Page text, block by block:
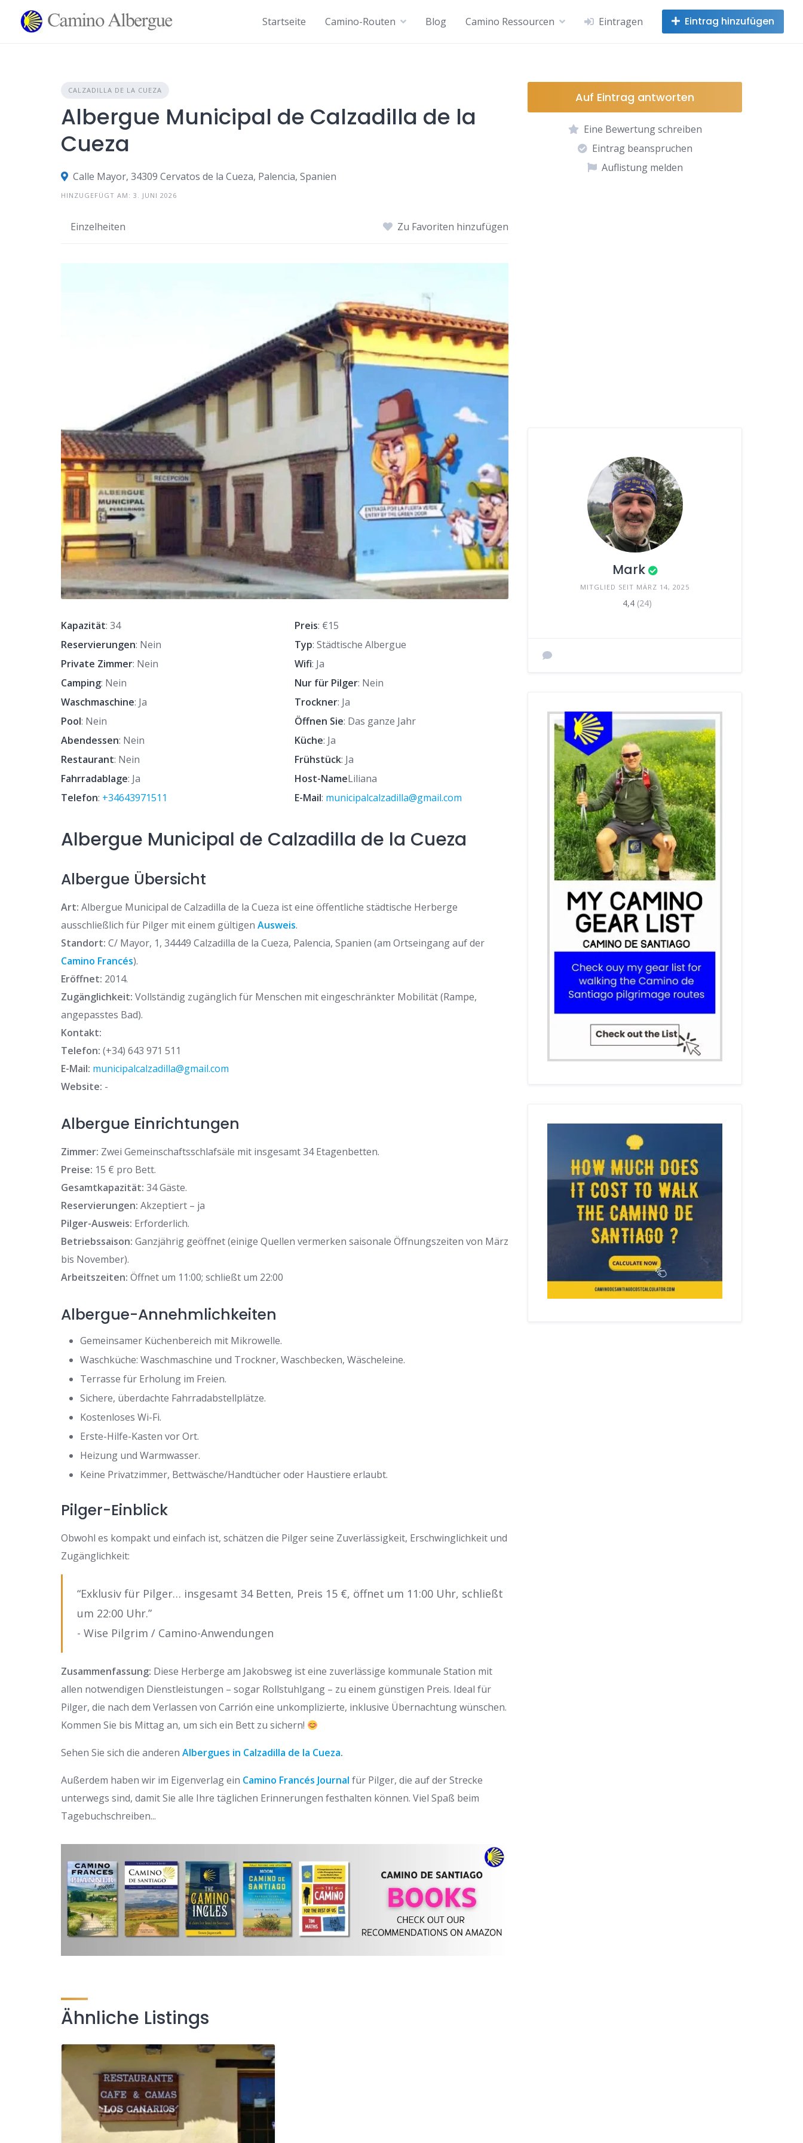
Inhalt
springen
Startseite Camino-Routen Blog Camino Ressourcen Eintragen Eintrag hinzufügen
CALZADILLA DE LA CUEZA
Albergue Municipal de Calzadilla de la
Cueza
Calle Mayor, 34309 Cervatos de la Cueza, Palencia, Spanien
HINZUGEFÜGT AM: 3. JUNI 2026
Einzelheiten Zu Favoriten hinzufügen
Kapazität: 34 Preis: €15
Reservierungen: Nein Typ: Städtische Albergue
Private Zimmer: Nein Wifi: Ja
Camping: Nein Nur für Pilger: Nein
Waschmaschine: Ja Trockner: Ja
Pool: Nein Öffnen Sie: Das ganze Jahr
Abendessen: Nein Küche: Ja
Restaurant: Nein Frühstück: Ja
Fahrradablage: Ja Host-NameLiliana
Telefon: +34643971511 E-Mail: municipalcalzadilla@gmail.com
Albergue Municipal de Calzadilla de la Cueza
Albergue Übersicht
Art: Albergue Municipal de Calzadilla de la Cueza ist eine öffentliche städtische Herberge
ausschließlich für Pilger mit einem gültigen Ausweis.
Standort: C/ Mayor, 1, 34449 Calzadilla de la Cueza, Palencia, Spanien (am Ortseingang auf der
Camino Francés).
Eröffnet: 2014.
Zugänglichkeit: Vollständig zugänglich für Menschen mit eingeschränkter Mobilität (Rampe,
angepasstes Bad).
Kontakt:
Telefon: (+34) 643 971 511
E-Mail: municipalcalzadilla@gmail.com
Website: -
Albergue Einrichtungen
Zimmer: Zwei Gemeinschaftsschlafsäle mit insgesamt 34 Etagenbetten.
Preise: 15 € pro Bett.
Gesamtkapazität: 34 Gäste.
Reservierungen: Akzeptiert – ja
Pilger-Ausweis: Erforderlich.
Betriebssaison: Ganzjährig geöffnet (einige Quellen vermerken saisonale Öffnungszeiten von März
bis November).
Arbeitszeiten: Öffnet um 11:00; schließt um 22:00
Albergue-Annehmlichkeiten
Gemeinsamer Küchenbereich mit Mikrowelle.
Waschküche: Waschmaschine und Trockner, Waschbecken, Wäscheleine.
Terrasse für Erholung im Freien.
Sichere, überdachte Fahrradabstellplätze.
Kostenloses Wi-Fi.
Erste-Hilfe-Kasten vor Ort.
Heizung und Warmwasser.
Keine Privatzimmer, Bettwäsche/Handtücher oder Haustiere erlaubt.
Pilger-Einblick
Obwohl es kompakt und einfach ist, schätzen die Pilger seine Zuverlässigkeit, Erschwinglichkeit und
Zugänglichkeit:
“Exklusiv für Pilger… insgesamt 34 Betten, Preis 15 €, öffnet um 11:00 Uhr, schließt
um 22:00 Uhr.”
- Wise Pilgrim / Camino-Anwendungen
Zusammenfassung: Diese Herberge am Jakobsweg ist eine zuverlässige kommunale Station mit
allen notwendigen Dienstleistungen – sogar Rollstuhlgang – zu einem günstigen Preis. Ideal für
Pilger, die nach dem Verlassen von Carrión eine unkomplizierte, inklusive Übernachtung wünschen.
Kommen Sie bis Mittag an, um sich ein Bett zu sichern!
Sehen Sie sich die anderen Albergues in Calzadilla de la Cueza.
Außerdem haben wir im Eigenverlag ein Camino Francés Journal für Pilger, die auf der Strecke
unterwegs sind, damit Sie alle Ihre täglichen Erinnerungen festhalten können. Viel Spaß beim
Tagebuchschreiben...
Auf Eintrag antworten
Eine Bewertung schreiben
Eintrag beanspruchen
Auflistung melden
Mark
MITGLIED SEIT MÄRZ 14, 2025
4,4 (24)
Ähnliche Listings